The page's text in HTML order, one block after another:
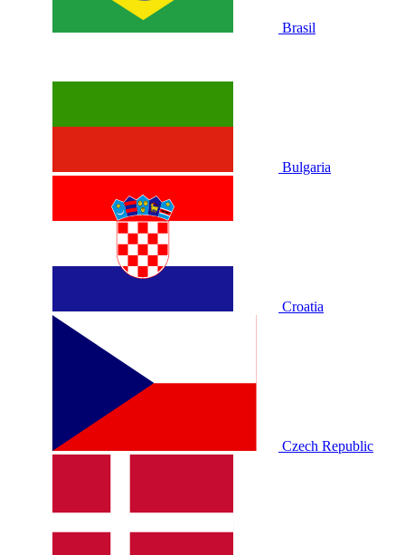
Brasil
Bulgaria
Croatia
Czech Republic